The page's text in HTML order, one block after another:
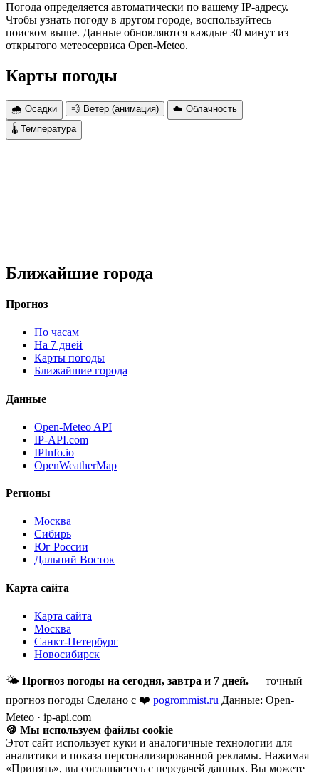
Погода определяется автоматически по вашему IP-адресу.
Чтобы узнать погоду в другом городе, воспользуйтесь
поиском выше. Данные обновляются каждые 30 минут из
открытого метеосервиса Open-Meteo.
Карты погоды
🌧 Осадки 💨 Ветер (анимация)
☁️ Облачность
🌡 Температура
Ближайшие города
Прогноз
По часам
На 7 дней
Карты погоды
Ближайшие города
Данные
Open-Meteo API
IP-API.com
IPInfo.io
OpenWeatherMap
Регионы
Москва
Сибирь
Юг России
Дальний Восток
Карта сайта
Карта сайта
Москва
Санкт-Петербург
Новосибирск
🌤 Прогноз погоды на сегодня, завтра и 7 дней. — точный
прогноз погоды Сделано с ❤️ pogrommist.ru Данные: Open-
Meteo · ip-api.com
🍪 Мы используем файлы cookie
Этот сайт использует куки и аналогичные технологии для
аналитики и показа персонализированной рекламы. Нажимая
«Принять», вы соглашаетесь с передачей данных. Вы можете